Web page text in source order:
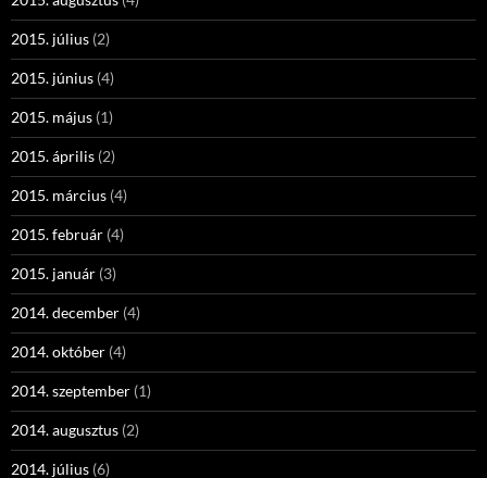
2015. július (2)
2015. június (4)
2015. május (1)
2015. április (2)
2015. március (4)
2015. február (4)
2015. január (3)
2014. december (4)
2014. október (4)
2014. szeptember (1)
2014. augusztus (2)
2014. július (6)